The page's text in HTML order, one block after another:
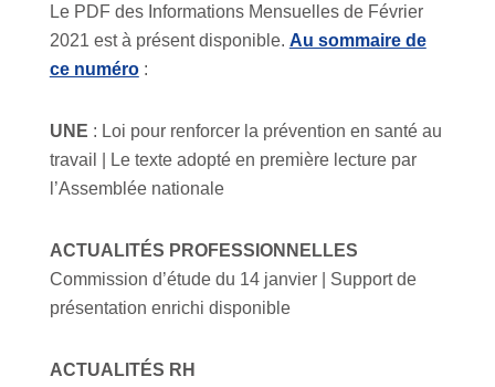
Le PDF des Informations Mensuelles de Février
2021 est à présent disponible. Au sommaire de
ce numéro:
UNE : Loi pour renforcer la prévention en santé au
travail | Le texte adopté en première lecture par
l’Assemblée nationale
ACTUALITÉS PROFESSIONNELLES
Commission d’étude du 14 janvier | Support de
présentation enrichi disponible
ACTUALITÉS RH